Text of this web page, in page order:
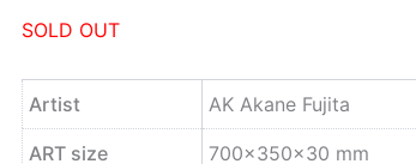
SOLD OUT
Artist AK Akane Fujita
ART size 700×350×30 mm